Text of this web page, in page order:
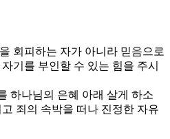
회피하는 자가 아니라 믿음으로
기를 부인할 수 있는 힘을 주시
하나님의 은혜 아래 살게 하소
죄의 속박을 떠나 진정한 자유